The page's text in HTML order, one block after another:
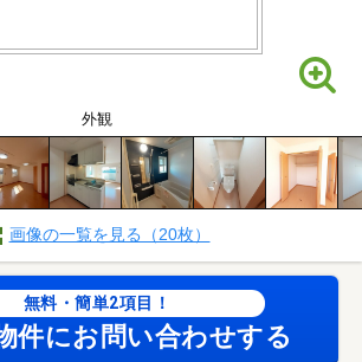
外観
画像の一覧を見る（20枚）
無料・簡単2項目！
件にお問い合わせする